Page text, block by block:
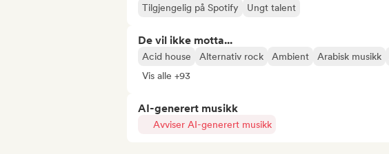
Tilgjengelig på Spotify Ungt talent
De vil ikke motta...
Acid house Alternativ rock Ambient Arabisk musikk
Vis alle +93
AI-generert musikk
Avviser AI-generert musikk